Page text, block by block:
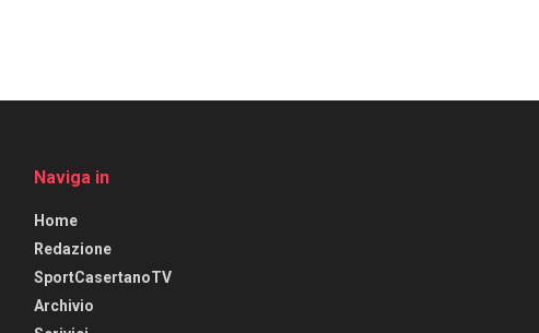
Naviga in
Home
Redazione
SportCasertanoTV
Archivio